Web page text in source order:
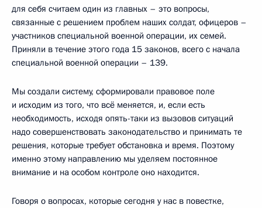
для себя считаем один из главных – это вопросы,
связанные с решением проблем наших солдат, офицеров –
участников специальной военной операции, их семей.
Приняли в течение этого года 15 законов, всего с начала
специальной военной операции – 139.
Мы создали систему, сформировали правовое поле
и исходим из того, что всё меняется, и, если есть
необходимость, исходя опять-таки из вызовов ситуаций
надо совершенствовать законодательство и принимать те
решения, которые требует обстановка и время. Поэтому
именно этому направлению мы уделяем постоянное
внимание и на особом контроле оно находится.
Говоря о вопросах, которые сегодня у нас в повестке,